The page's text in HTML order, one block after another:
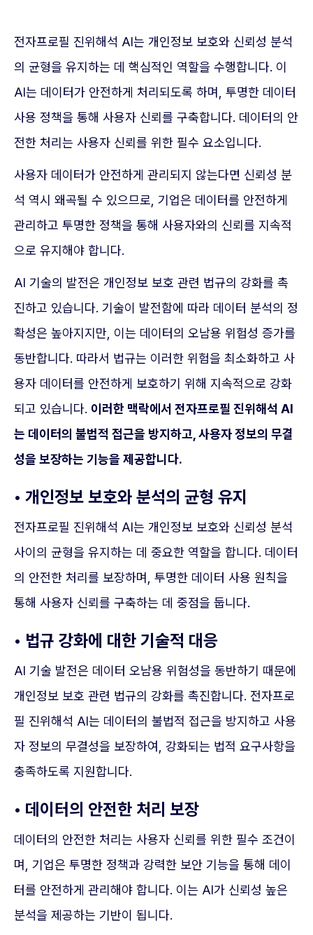
전자프로필 진위해석 AI는 개인정보 보호와 신뢰성 분석
의 균형을 유지하는 데 핵심적인 역할을 수행합니다. 이
AI는 데이터가 안전하게 처리되도록 하며, 투명한 데이터
사용 정책을 통해 사용자 신뢰를 구축합니다. 데이터의 안
전한 처리는 사용자 신뢰를 위한 필수 요소입니다.
사용자 데이터가 안전하게 관리되지 않는다면 신뢰성 분
석 역시 왜곡될 수 있으므로, 기업은 데이터를 안전하게
관리하고 투명한 정책을 통해 사용자와의 신뢰를 지속적
으로 유지해야 합니다.
AI 기술의 발전은 개인정보 보호 관련 법규의 강화를 촉
진하고 있습니다. 기술이 발전함에 따라 데이터 분석의 정
확성은 높아지지만, 이는 데이터의 오남용 위험성 증가를
동반합니다. 따라서 법규는 이러한 위험을 최소화하고 사
용자 데이터를 안전하게 보호하기 위해 지속적으로 강화
되고 있습니다. 이러한 맥락에서 전자프로필 진위해석 AI
는 데이터의 불법적 접근을 방지하고, 사용자 정보의 무결
성을 보장하는 기능을 제공합니다.
• 개인정보 보호와 분석의 균형 유지
전자프로필 진위해석 AI는 개인정보 보호와 신뢰성 분석
사이의 균형을 유지하는 데 중요한 역할을 합니다. 데이터
의 안전한 처리를 보장하며, 투명한 데이터 사용 원칙을
통해 사용자 신뢰를 구축하는 데 중점을 둡니다.
• 법규 강화에 대한 기술적 대응
AI 기술 발전은 데이터 오남용 위험성을 동반하기 때문에
개인정보 보호 관련 법규의 강화를 촉진합니다. 전자프로
필 진위해석 AI는 데이터의 불법적 접근을 방지하고 사용
자 정보의 무결성을 보장하여, 강화되는 법적 요구사항을
충족하도록 지원합니다.
• 데이터의 안전한 처리 보장
데이터의 안전한 처리는 사용자 신뢰를 위한 필수 조건이
며, 기업은 투명한 정책과 강력한 보안 기능을 통해 데이
터를 안전하게 관리해야 합니다. 이는 AI가 신뢰성 높은
분석을 제공하는 기반이 됩니다.